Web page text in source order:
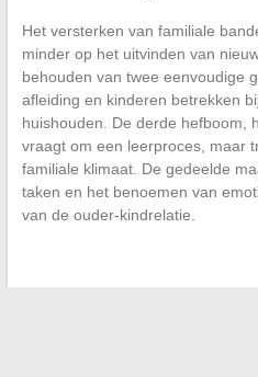
Het versterken van familiale
minder op het uitvinden van
behouden van twee eenvoudige
afleiding en kinderen betrekken
huishouden. De derde hefboom,
vraagt om een leerproces, maar
familiale klimaat. De gedeelde
taken en het benoemen van
van de ouder-kindrelatie.